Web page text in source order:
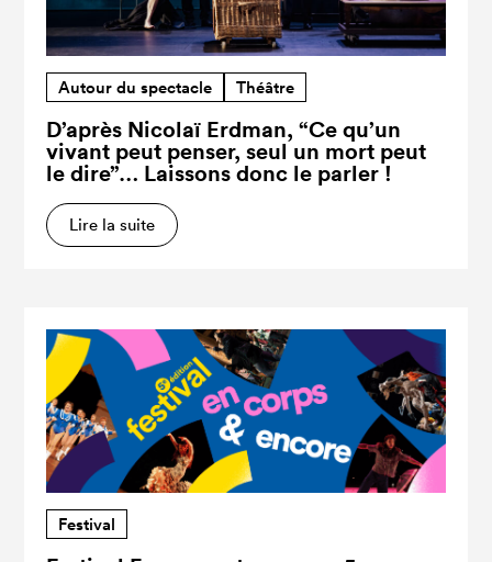
Autour du spectacle Théâtre
D’après Nicolaï Erdman, “Ce qu’un
vivant peut penser, seul un mort peut
le dire”… Laissons donc le parler !
Lire la suite
Festival